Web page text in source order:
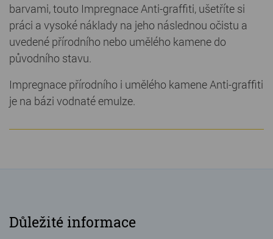
barvami, touto Impregnace Anti-graffiti, ušetříte si
práci a vysoké náklady na jeho následnou očistu a
uvedené přírodního nebo umělého kamene do
původního stavu.
Impregnace přírodního i umělého kamene Anti-graffiti
je na bázi vodnaté emulze.
Důležité informace